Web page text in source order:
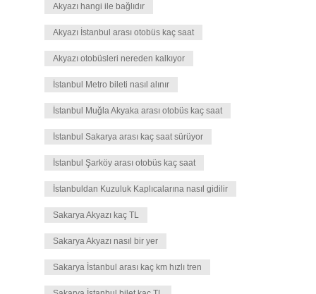
Akyazı hangi ile bağlıdır
Akyazı İstanbul arası otobüs kaç saat
Akyazı otobüsleri nereden kalkıyor
İstanbul Metro bileti nasıl alınır
İstanbul Muğla Akyaka arası otobüs kaç saat
İstanbul Sakarya arası kaç saat sürüyor
İstanbul Şarköy arası otobüs kaç saat
İstanbuldan Kuzuluk Kaplıcalarına nasıl gidilir
Sakarya Akyazı kaç TL
Sakarya Akyazı nasıl bir yer
Sakarya İstanbul arası kaç km hızlı tren